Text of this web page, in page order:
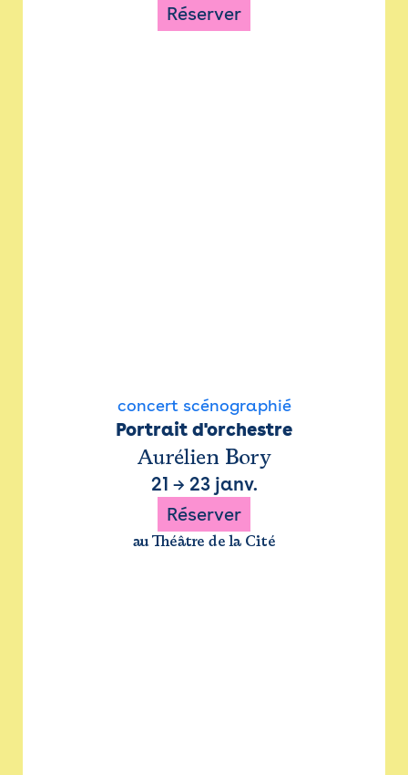
Réserver
concert scénographié
Portrait d'orchestre
Aurélien Bory
21 → 23 janv.
Réserver
au Théâtre de la Cité